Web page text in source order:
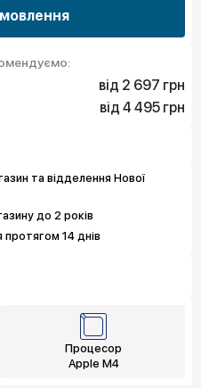
від 2 697 грн
2 697 грн
від 4 495 грн
8 091 грн
та відделення Нової
до 2 років
14 днів
Процесор
Apple M4